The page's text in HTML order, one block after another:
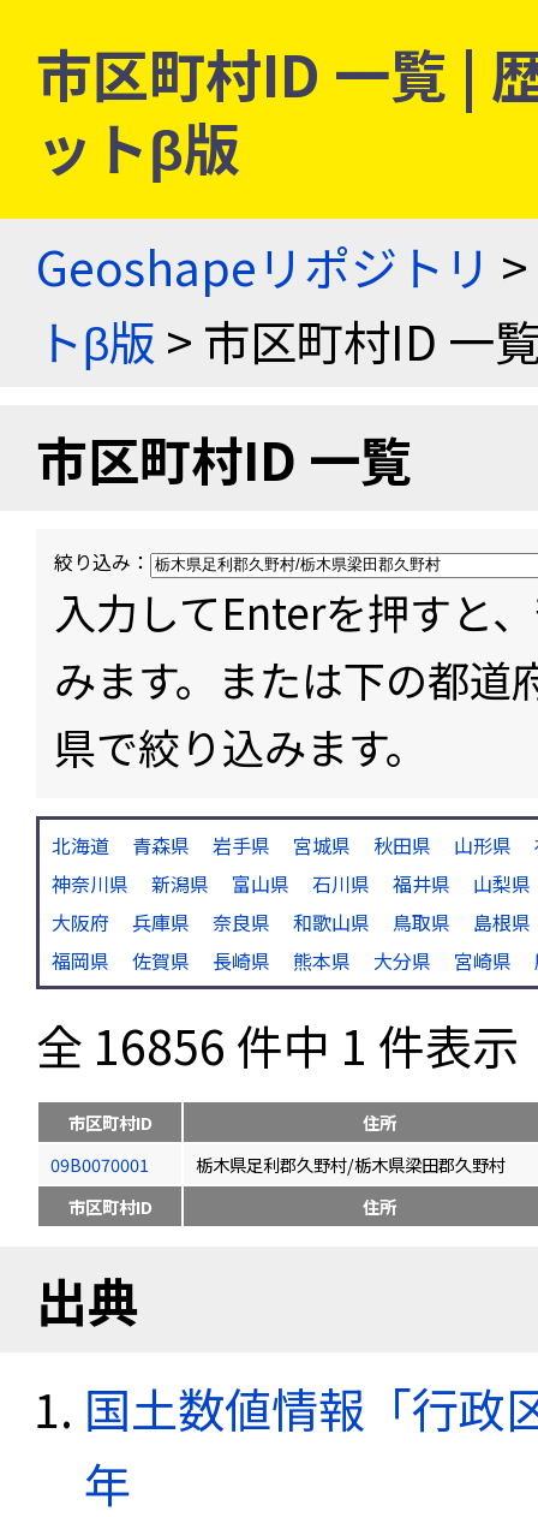
市区町村ID 一覧 |
ットβ版
Geoshapeリポジトリ >
トβ版 > 市区町村ID 一
市区町村ID 一覧
絞り込み：
入力してEnterを押すと
みます。または下の都道
県で絞り込みます。
北海道 青森県 岩手県 宮城県 秋田県 山形県
神奈川県
新潟県 富山県 石川県 福井県
山梨県
大阪府
兵庫県 奈良県 和歌山県 鳥取県
島根県
福岡県
佐賀県 長崎県 熊本県 大分県 宮崎県
全 16856 件中 1 件表示
市区町村ID
住所
09B0070001
栃木県足利郡久野村/栃木県梁田郡久野村
市区町村ID
住所
出典
国土数値情報「行政
年